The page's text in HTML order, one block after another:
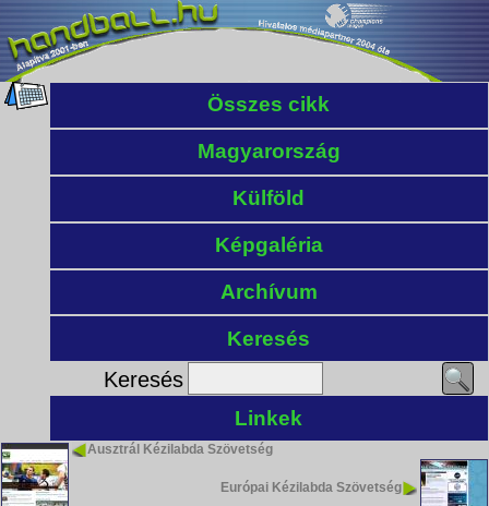
Összes cikk
Magyarország
Külföld
Képgaléria
Archívum
Keresés
Keresés
Linkek
Ausztrál Kézilabda Szövetség
Európai Kézilabda Szövetség